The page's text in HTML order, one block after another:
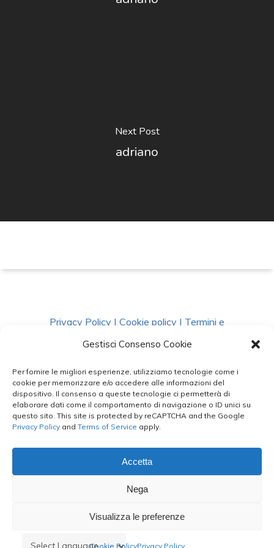
Gestisci Consenso Cookie
Per fornire le migliori esperienze, utilizziamo tecnologie come i
cookie per memorizzare e/o accedere alle informazioni del
dispositivo. Il consenso a queste tecnologie ci permetterà di
elaborare dati come il comportamento di navigazione o ID unici su
questo sito. This site is protected by reCAPTCHA and the Google
Privacy Policy and Terms of Service apply.
Accetta
Nega
Visualizza le preferenze
Cookie PolicyPrivacy Policy
Next Post
adriano
Privacy Policy | Cookie policy | Termini e
Condizioni|Richiedi Dati
facebook instagram whatsappphone
email
Le Bontà del Capo ©